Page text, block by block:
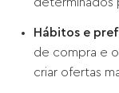
Hábitos e
de compra e
criar ofertas